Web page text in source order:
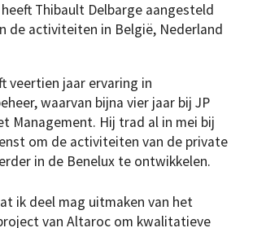
Thibault Delbarge aangesteld
de activiteiten in België, Nederland
veertien jaar ervaring in
waarvan bijna vier jaar bij JP
Management. Hij trad al in mei bij
om de activiteiten van de private
in de Benelux te ontwikkelen.
ik deel mag uitmaken van het
van Altaroc om kwalitatieve